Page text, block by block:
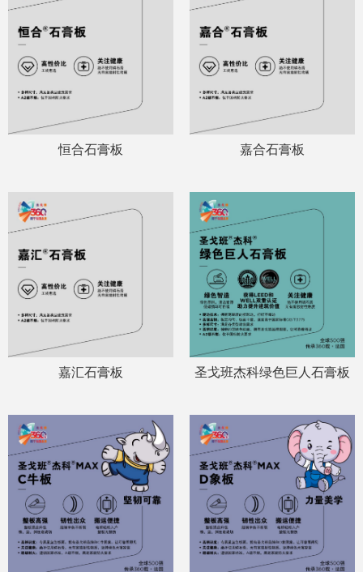
恒合石膏板 嘉合石膏板
嘉汇石膏板 圣戈班杰科绿色巨人石膏板